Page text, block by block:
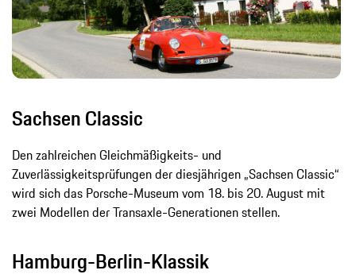
Sachsen Classic
Den zahlreichen Gleichmäßigkeits- und
Zuverlässigkeitsprüfungen der diesjährigen „Sachsen Classic“
wird sich das Porsche-Museum vom 18. bis 20. August mit
zwei Modellen der Transaxle-Generationen stellen.
Hamburg-Berlin-Klassik